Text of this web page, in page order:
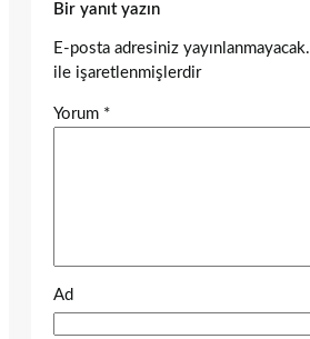
Bir yanıt yazın
E-posta adresiniz yayınlanmayacak.
ile işaretlenmişlerdir
Yorum *
Ad